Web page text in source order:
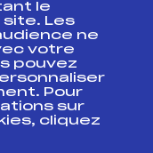
Suivi
le
Les
ne
votre
pouvez
Pour
sur
cliquez